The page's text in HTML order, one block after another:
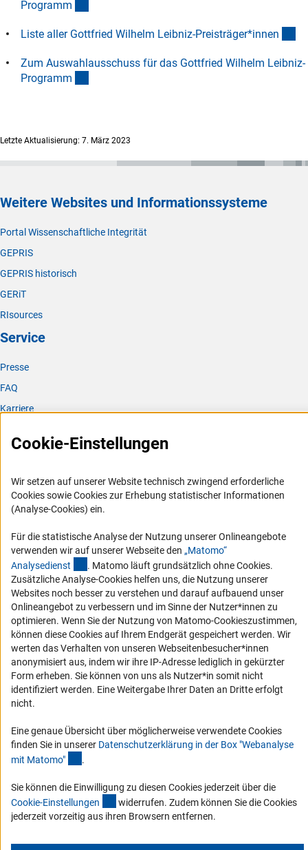
Programm
Liste aller Gottfried Wilhelm Leibniz-Preisträger*innen
Zum Auswahlausschuss für das Gottfried Wilhelm Leibniz-
Programm
Letzte Aktualisierung: 7. März 2023
Weitere Websites und Informationssysteme
Portal Wissenschaftliche Integrität
GEPRIS
GEPRIS historisch
GERiT
RIsources
Service
Presse
FAQ
Karriere
RSS-Feeds
Vergabeverfahren
Barrierefreiheit
Service und Informationen für Menschen mit Behinderungen
Erklärung zur Barrierefreiheit
Barriere melden
DFG-aktuell
Erhalten Sie Neuigkeiten aus der DFG direkt in Ihr Mailpostfach oder
schauen Sie sich die Ausgaben online an.
Zum Newsletter
© 2026 DFG
Impressum Datenschutz
Cookie-Einstellungen
Wir setzen auf unserer Website technisch zwingend erforderliche
Cookies sowie Cookies zur Erhebung statistischer Informationen
(Analyse-Cookies) ein.
Für die statistische Analyse der Nutzung unserer Onlineangebote
verwenden wir auf unserer Webseite den „Matomo“
Analysedienst (externer Link)
. Matomo läuft grundsätzlich ohne Cookies.
Zusätzliche Analyse-Cookies helfen uns, die Nutzung unserer
Websites noch besser zu verstehen und darauf aufbauend unser
Onlineangebot zu verbessern und im Sinne der Nutzer*innen zu
optimieren. Wenn Sie der Nutzung von Matomo-Cookieszustimmen,
können diese Cookies auf Ihrem Endgerät gespeichert werden. Wir
werten das Verhalten von unseren Webseitenbesucher*innen
anonymisiert aus, indem wir ihre IP-Adresse lediglich in gekürzter
Form erheben. Sie können von uns als Nutzer*in somit nicht
identifiziert werden. Eine Weitergabe Ihrer Daten an Dritte erfolgt
nicht.
Eine genaue Übersicht über möglicherweise verwendete Cookies
finden Sie in unserer Datenschutzerklärung in der Box "Webanalyse
mit Matomo" .
Sie können die Einwilligung zu diesen Cookies jederzeit über die
Cookie-Einstellungen (interner Link)
widerrufen. Zudem können Sie die Cookies
jederzeit vorzeitig aus ihren Browsern entfernen.